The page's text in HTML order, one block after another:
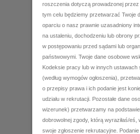
roszczenia dotyczą prowadzonej
tym celu będziemy przetwarzać Twoje
oparciu o nasz prawnie uzasadniony
na ustaleniu, dochodzeniu lub obrony
w postępowaniu przed sądami lub
państwowymi. Twoje dane osobowe
Kodeksie pracy lub w innych ustawach
(według wymogów ogłoszenia),
o przepisy prawa i ich podanie jest
udziału w rekrutacji. Pozostałe dane
wizerunek) przetwarzamy na
dobrowolnej zgody, którą wyraziłaś/eś,
swoje zgłoszenie rekrutacyjne.